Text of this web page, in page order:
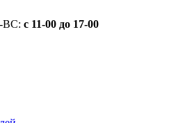
ВС: c 11-00 до 17-00